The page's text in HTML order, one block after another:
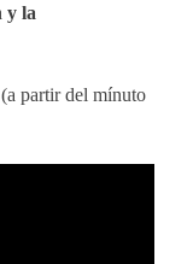
y la
partir del mínuto